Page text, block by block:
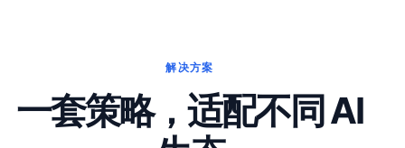
解决方案
一套策略，适配不同 AI